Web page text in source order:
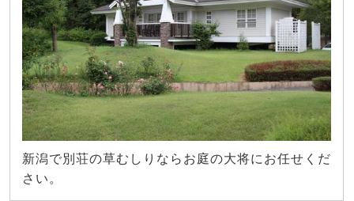
新潟で別荘の草むしりならお庭の大将にお任せくだ
さい。